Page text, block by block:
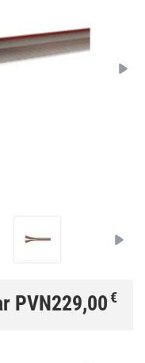
PVN229,00€